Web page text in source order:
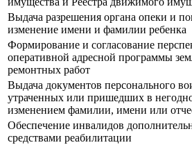
Выдача разрешения органа опеки и
изменение имени и фамилии ребенка
Формирование и согласование
оперативной адресной программы
ремонтных работ
Выдача документов персонального
утраченных или пришедших в
изменением фамилии, имени или
Обеспечение инвалидов
средствами реабилитации